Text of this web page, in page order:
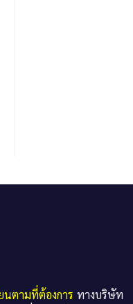
นตามที่ต้องการ ทางบริษัท